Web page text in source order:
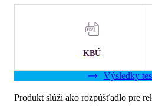
KBÚ
Výsledky
Produkt slúži ako rozpúšťadlo pre